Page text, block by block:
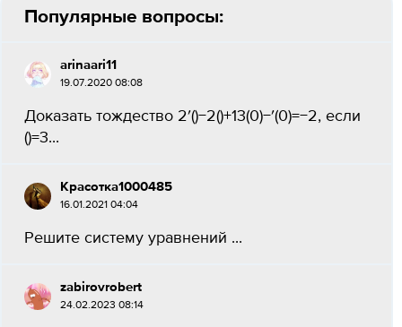
Популярные вопросы:
arinaari11
19.07.2020 08:08
Доказать тождество 2′()−2()+13(0)−′(0)=−2, если
()=3...
Красотка1000485
16.01.2021 04:04
Решите систему уравнений ​...
zabirovrobert
24.02.2023 08:14